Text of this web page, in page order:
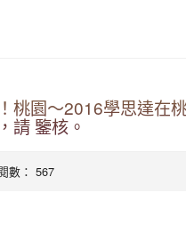
桃園～2016學思達在
請 鑒核。
數： 567